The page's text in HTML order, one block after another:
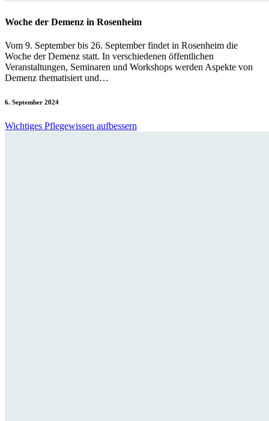
Woche der Demenz in Rosenheim
Vom 9. September bis 26. September findet in Rosenheim die
Woche der Demenz statt. In verschiedenen öffentlichen
Veranstaltungen, Seminaren und Workshops werden Aspekte von
Demenz thematisiert und…
6. September 2024
Wichtiges Pflegewissen aufbessern